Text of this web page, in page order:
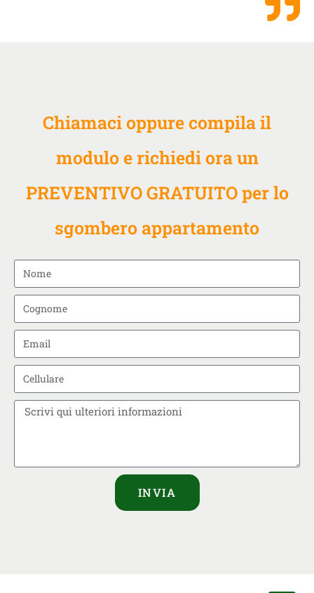
Chiamaci oppure compila il
modulo e richiedi ora un
PREVENTIVO GRATUITO per lo
sgombero appartamento
INVIA